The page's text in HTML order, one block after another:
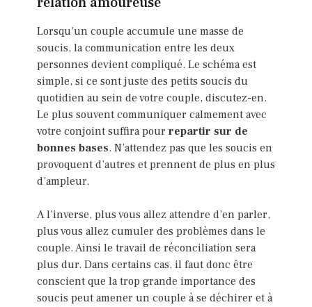
Lorsqu’un couple accumule une masse de
soucis, la communication entre les deux
personnes devient compliqué. Le schéma est
simple, si ce sont juste des petits soucis du
quotidien au sein de votre couple, discutez-en.
Le plus souvent communiquer calmement avec
votre conjoint suffira pour repartir sur de
bonnes bases. N’attendez pas que les soucis en
provoquent d’autres et prennent de plus en plus
d’ampleur.
A l’inverse, plus vous allez attendre d’en parler,
plus vous allez cumuler des problèmes dans le
couple. Ainsi le travail de réconciliation sera
plus dur. Dans certains cas, il faut donc être
conscient que la trop grande importance des
soucis peut amener un couple à se déchirer et à